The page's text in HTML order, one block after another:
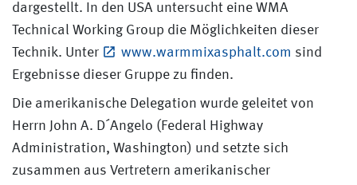
dargestellt. In den USA untersucht eine WMA
Technical Working Group die Möglichkeiten dieser
Technik. Unter
www.warmmixasphalt.com sind
Ergebnisse dieser Gruppe zu finden.
Die amerikanische Delegation wurde geleitet von
Herrn John A. D´Angelo (Federal Highway
Administration, Washington) und setzte sich
zusammen aus Vertretern amerikanischer